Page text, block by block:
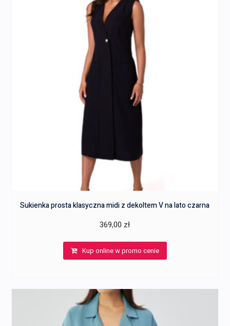
Sukienka prosta klasyczna midi z dekoltem V na lato czarna
369,00 zł
Kup online w promo cenie